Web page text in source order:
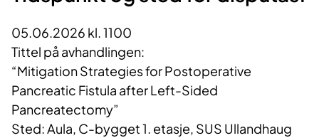
05.06.2026 kl. 1100
Tittel på avhandlingen:
“Mitigation Strategies for Postoperative
Pancreatic Fistula after Left-Sided
Pancreatectomy”
Sted: Aula, C-bygget 1. etasje, SUS Ullandhaug